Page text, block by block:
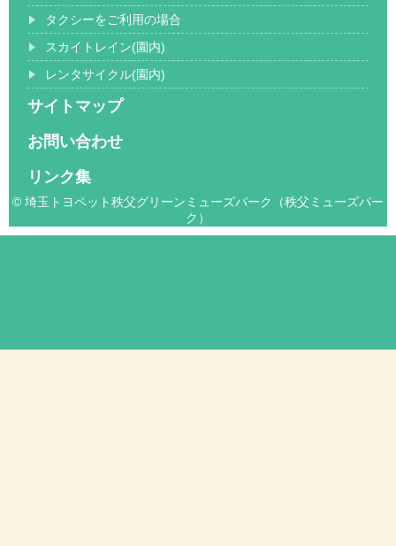
タクシーをご利用の場合
スカイトレイン(園内)
レンタサイクル(園内)
サイトマップ
お問い合わせ
リンク集
© 埼玉トヨペット秩父グリーンミューズパーク（秩父ミューズパー
ク）